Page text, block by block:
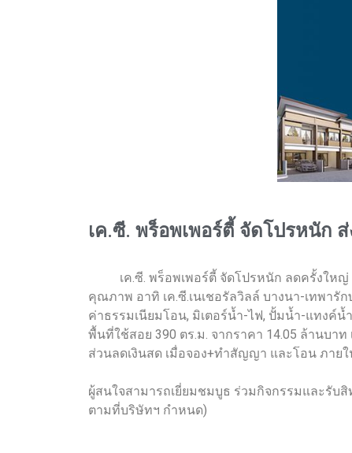
เค.ซี. พร็อพเพอร์ตี้ จัดโปรหนัก ส่
เค.ซี. พร็อพเพอร์ตี้ จัดโปรหนัก ลดครั้งใหญ่ ส่ง
คุณภาพ อาทิ เค.ซี.เนเชอรัลวิลล์ บางนา-เทพารั
ค่าธรรมเนียมโอน, มิเตอร์น้ำ-ไฟ, ปั้มน้ำ-แทงค์น้
พื้นที่ใช้สอย 390 ตร.ม. จากราคา 14.05 ล้านบา
ส่วนลดเงินสด เมื่อจอง+ทำสัญญา และโอน ภาย
ผู้สนใจสามารถเยี่ยมชมบูธ ร่วมกิจกรรมและรับ
ตามที่บริษัทฯ กำหนด)